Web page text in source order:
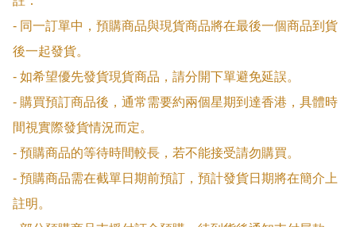
- 同一訂單中，預購商品與現貨商品將在最後一個商品到貨
後一起發貨。
- 如希望優先發貨現貨商品，請分開下單避免延誤。
- 購買預訂商品後，通常需要約兩個星期到達香港，具體時
間視實際發貨情況而定。
- 預購商品的等待時間較長，若不能接受請勿購買。
- 預購商品需在截單日期前預訂，預計發貨日期將在簡介上
註明。